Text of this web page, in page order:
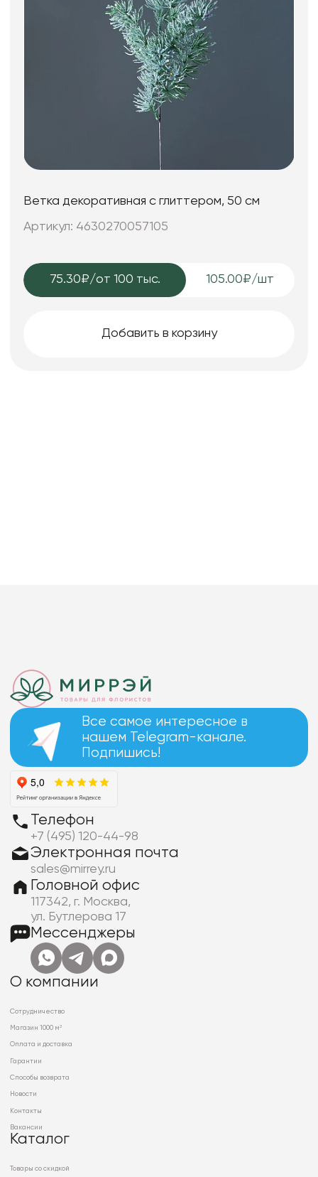
Ветка декоративная с глиттером, 50 см
Артикул: 4630270057105
75.30₽/от 100 тыс. 105.00₽/шт
Добавить в корзину
Все самое интересное в
нашем Telegram-канале.
Подпишись!
Телефон
+7 (495) 120-44-98
Электронная почта
sales@mirrey.ru
Головной офис
117342, г. Москва,
ул. Бутлерова 17
Мессенджеры
О компании
Сотрудничество
Магазин 1000 м²
Оплата и доставка
Гарантии
Способы возврата
Новости
Контакты
Вакансии
Каталог
Товары со скидкой